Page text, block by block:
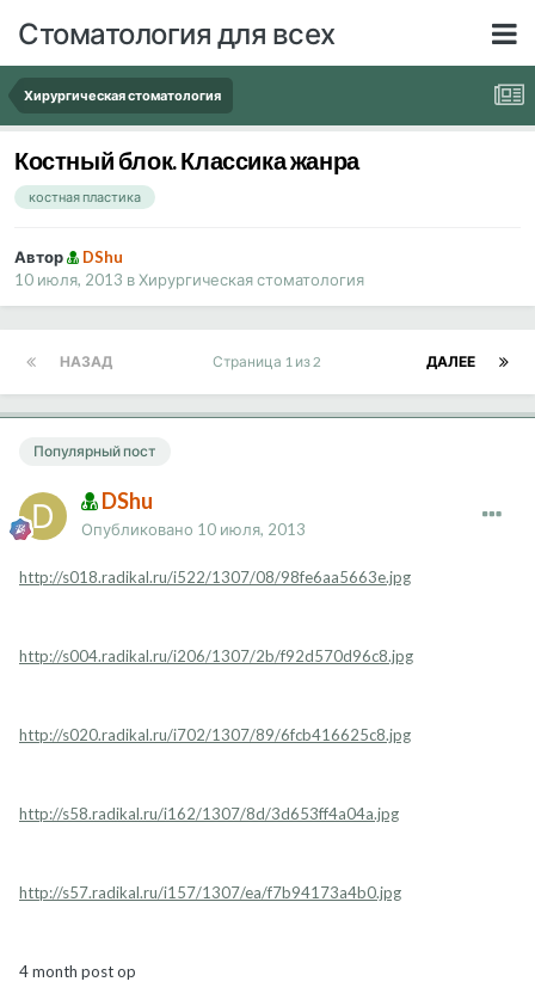
Стоматология для всех
Хирургическая стоматология
Костный блок. Классика жанра
костная пластика
Автор
DShu
10 июля, 2013 вХирургическая стоматология
НАЗАД ДАЛЕЕ
Страница 1 из 2
Популярный пост
DShu
Опубликовано 10 июля, 2013
http://s018.radikal.ru/i522/1307/08/98fe6aa5663e.jpg
http://s004.radikal.ru/i206/1307/2b/f92d570d96c8.jpg
http://s020.radikal.ru/i702/1307/89/6fcb416625c8.jpg
http://s58.radikal.ru/i162/1307/8d/3d653ff4a04a.jpg
http://s57.radikal.ru/i157/1307/ea/f7b94173a4b0.jpg
4 month post op